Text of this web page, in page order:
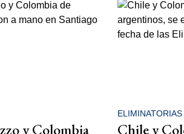
y Colombia
ELIMINATORIAS
Chile y